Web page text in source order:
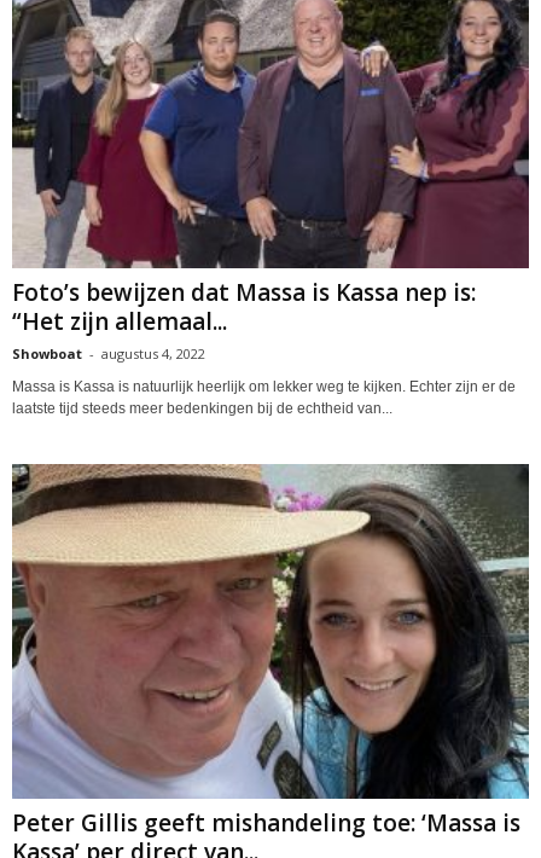
Foto’s bewijzen dat Massa is Kassa nep is:
“Het zijn allemaal...
Showboat - augustus 4, 2022
Massa is Kassa is natuurlijk heerlijk om lekker weg te kijken. Echter zijn er de
laatste tijd steeds meer bedenkingen bij de echtheid van...
Peter Gillis geeft mishandeling toe: ‘Massa is